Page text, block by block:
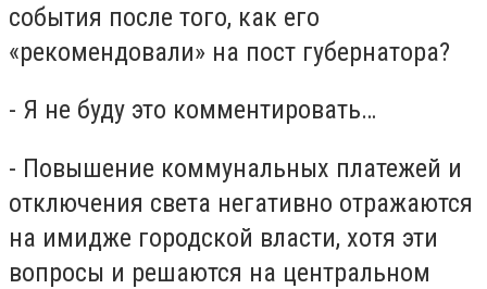
события после того, как его
«рекомендовали» на пост губернатора?
- Я не буду это комментировать…
- Повышение коммунальных платежей и
отключения света негативно отражаются
на имидже городской власти, хотя эти
вопросы и решаются на центральном